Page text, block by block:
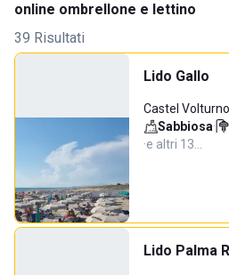
online ombrellone e lettino
39 Risultati
Lido Gallo
Castel Volturno
Sabbiosa·
·e altri 13…
Lido Palma